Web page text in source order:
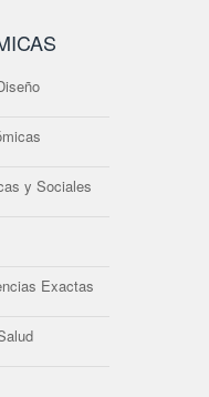
y Sociales
Exactas